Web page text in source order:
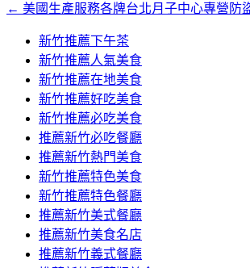
文
← 美國生產服務各牌台北月子中心專營防
新竹推薦下午茶
新竹推薦人氣美食
新竹推薦在地美食
新竹推薦好吃美食
新竹推薦必吃美食
推薦新竹必吃餐廳
推薦新竹熱門美食
新竹推薦特色美食
新竹推薦特色餐廳
推薦新竹美式餐廳
推薦新竹美食名店
推薦新竹義式餐廳